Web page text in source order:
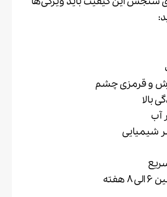
و قرمزی چشم
بالا
آب
شیمیایی